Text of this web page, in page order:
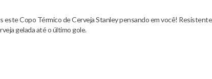
Copo Térmico de Cerveja Stanley pensando em você!
gelada até o último gole.